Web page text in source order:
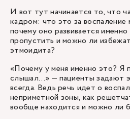
И вот тут начинается то, что
кадром: что это за
почему оно развивается именно
пропустить и можно ли
этмоидита?
«Почему у меня именно это? Я
слышал…» — пациенты задают
всегда. Ведь речь идет о
неприметной зоны, как
вообще находится и можно ли